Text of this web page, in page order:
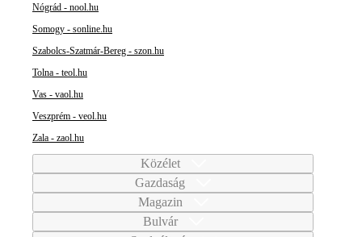
Nógrád - nool.hu
Somogy - sonline.hu
Szabolcs-Szatmár-Bereg - szon.hu
Tolna - teol.hu
Vas - vaol.hu
Veszprém - veol.hu
Zala - zaol.hu
Közélet
Gazdaság
Magazin
Bulvár